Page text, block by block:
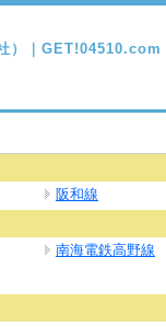
）｜GET!04510.com
阪和線
南海電鉄高野線